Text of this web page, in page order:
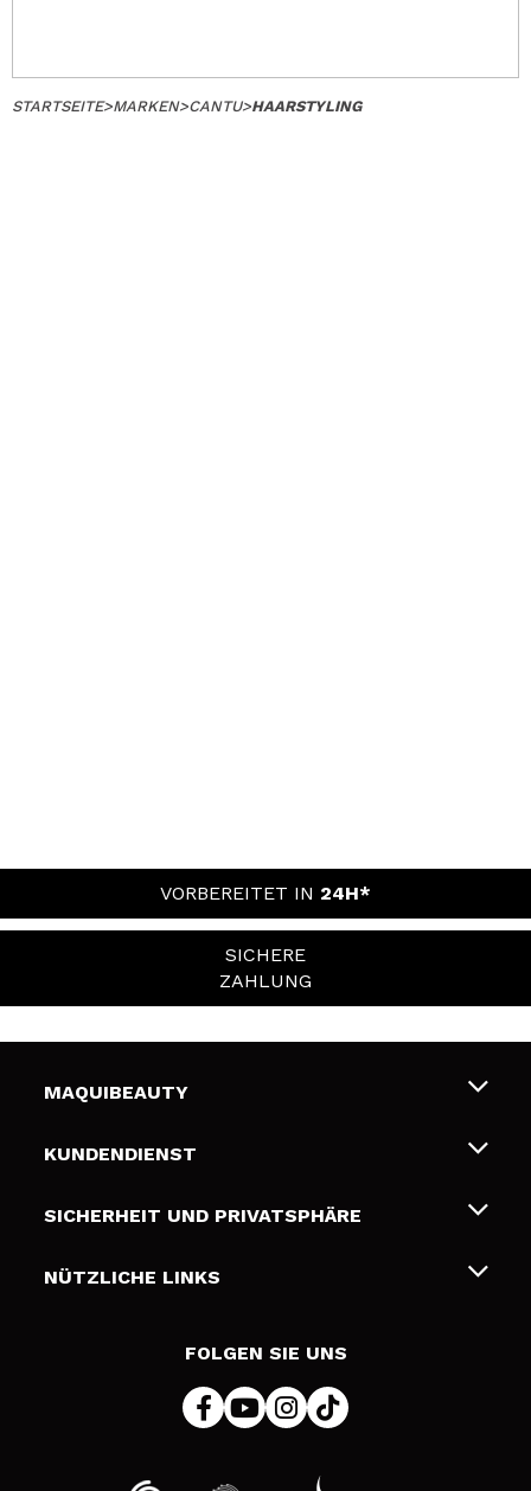
STARTSEITE>MARKEN>CANTU>HAARSTYLING
VORBEREITET IN 24H*
SICHERE
ZAHLUNG
MAQUIBEAUTY
Über uns
Geschenkkarten
KUNDENDIENST
Liefer- und Versandkosten
Zahlung
SICHERHEIT UND PRIVATSPHÄRE
Bedingungen und Datenschutz
NÜTZLICHE LINKS
FOLGEN SIE UNS